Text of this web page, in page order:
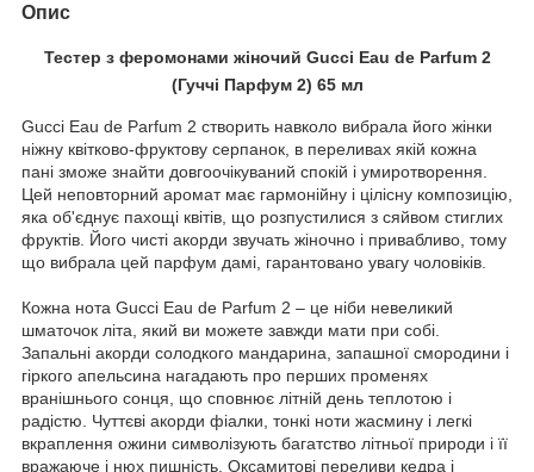
Опис
Тестер з феромонами жіночий Gucci Eau de Parfum 2
(Гуччі Парфум 2) 65 мл
Gucci Eau de Parfum 2 створить навколо вибрала його жінки
ніжну квітково-фруктову серпанок, в переливах якій кожна
пані зможе знайти довгоочікуваний спокій і умиротворення.
Цей неповторний аромат має гармонійну і цілісну композицію,
яка об'єднує пахощі квітів, що розпустилися з сяйвом стиглих
фруктів. Його чисті акорди звучать жіночно і привабливо, тому
що вибрала цей парфум дамі, гарантовано увагу чоловіків.
Кожна нота Gucci Eau de Parfum 2 – це ніби невеликий
шматочок літа, який ви можете завжди мати при собі.
Запальні акорди солодкого мандарина, запашної смородини і
гіркого апельсина нагадають про перших променях
вранішнього сонця, що сповнює літній день теплотою і
радістю. Чуттєві акорди фіалки, тонкі ноти жасмину і легкі
вкраплення ожини символізують багатство літньої природи і її
вражаюче і нюх пишність. Оксамитові переливи кедра і